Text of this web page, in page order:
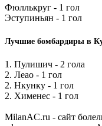
Фюллькруг - 1 гол
Эступиньян - 1 гол
Лучшие бомбардиры в
1. Пулишич - 2 гола
2. Леао - 1 гол
2. Нкунку - 1 гол
2. Хименес - 1 гол
MilanAC.ru - сайт